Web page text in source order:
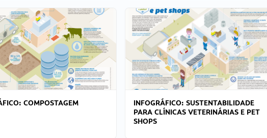
COMPOSTAGEM
INFOGRÁFICO: SUSTENTABILIDADE
PARA CLÍNICAS VETERINÁRIAS E PET
SHOPS